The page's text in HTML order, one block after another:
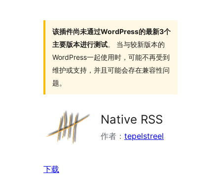
该插件尚未通过WordPress的最新3个
主要版本进行测试。 当与较新版本的
WordPress一起使用时，可能不再受到
维护或支持，并且可能会存在兼容性问
题。
Native RSS
作者： tepelstreel
下载